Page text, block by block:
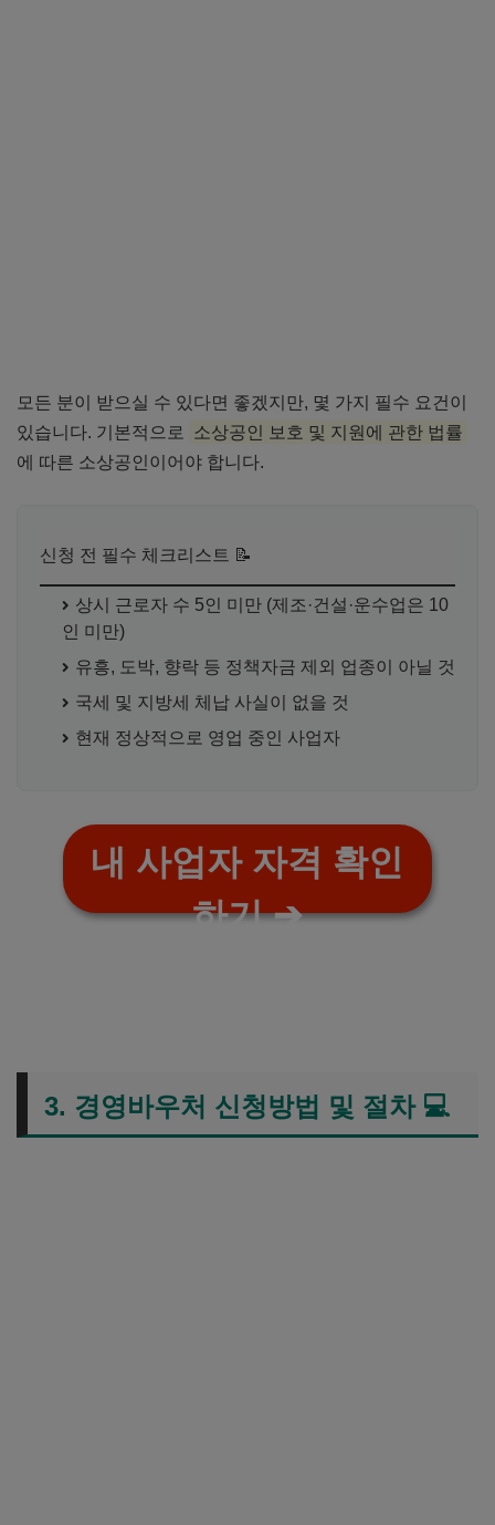
모든 분이 받으실 수 있다면 좋겠지만, 몇 가지 필수 요건이
있습니다. 기본적으로
소상공인 보호 및 지원에 관한 법률
에 따른 소상공인이어야 합니다.
신청 전 필수 체크리스트 📝
상시 근로자 수 5인 미만 (제조·건설·운수업은 10
인 미만)
유흥, 도박, 향락 등 정책자금 제외 업종이 아닐 것
국세 및 지방세 체납 사실이 없을 것
현재 정상적으로 영업 중인 사업자
내 사업자 자격 확인
하기 ➔
3. 경영바우처 신청방법 및 절차💻